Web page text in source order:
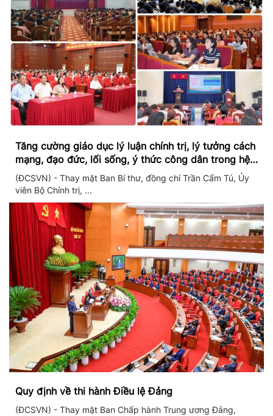
Tăng cường giáo dục lý luận chính trị, lý tưởng cách
mạng, đạo đức, lối sống, ý thức công dân trong hệ
thống giáo dục quốc dân
(ĐCSVN) - Thay mặt Ban Bí thư, đồng chí Trần Cẩm Tú, Ủy
viên Bộ Chính trị, ...
Quy định về thi hành Điều lệ Đảng
(ĐCSVN) - Thay mặt Ban Chấp hành Trung ương Đảng,